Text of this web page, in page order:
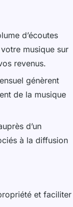
d’écoutes
musique sur
revenus.
génèrent
de la musique
d’un
à la diffusion
et faciliter